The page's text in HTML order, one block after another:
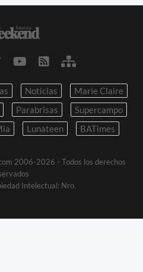
Noticias
Marie Claire
Parabrisas
Supercampo
Lunateen BATimes
2006-2026 - Todos los derechos
Intelectual: Nro.